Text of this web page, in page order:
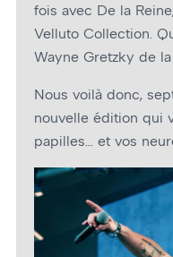
fois avec De la
Velluto Collection.
Wayne Gretzky de
Nous voilà donc,
nouvelle édition qui
papilles… et vos